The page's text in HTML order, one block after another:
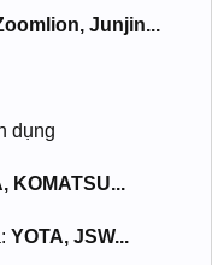
Junjin...
dụng
KOMATSU...
YOTA, JSW...